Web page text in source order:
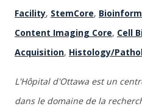
Facility, StemCore,
Content Imaging Core, Cell
Acquisition, Histology/
L'Hôpital d'Ottawa est un
dans le domaine de la